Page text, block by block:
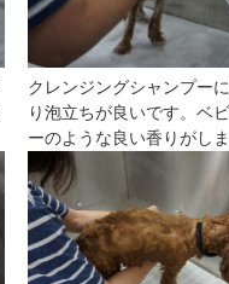
クレンジングシャンプー
り泡立ちが良いです。ベ
ーのような良い香りがしま